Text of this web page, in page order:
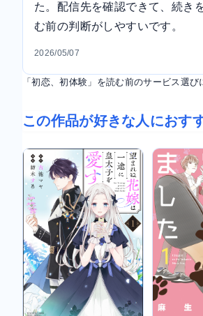
た。配信先を確認できて、続き
む前の判断がしやすいです。
2026/05/07
「初恋、初体験」を読む前のサービス選
この作品が好きな人におす